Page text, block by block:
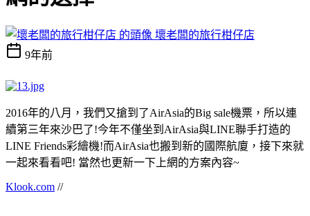
壞老闆的旅行柑仔店
9年前
2016年的八月，我們又搶到了AirAsia的Big sale機票，所以連
續第三年來沙巴了!今年不僅坐到AirAsia與LINE聯手打造的
LINE Friends彩繪機!而AirAsia也搬到新的國際航廈，接下來就
一起來看看吧! 當然也更新一下上網的方案內容~
Klook.com //